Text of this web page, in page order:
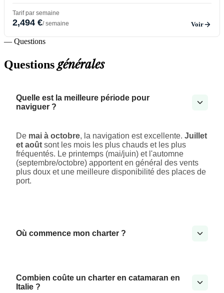
Tarif par semaine
2,494 €/ semaine Voir
— Questions
Questionsgénérales
Quelle est la meilleure période pour
naviguer ?
De mai à octobre, la navigation est excellente. Juillet
et août sont les mois les plus chauds et les plus
fréquentés. Le printemps (mai/juin) et l'automne
(septembre/octobre) apportent en général des vents
plus doux et une meilleure disponibilité des places de
port.
Où commence mon charter ?
Combien coûte un charter en catamaran en
Italie ?